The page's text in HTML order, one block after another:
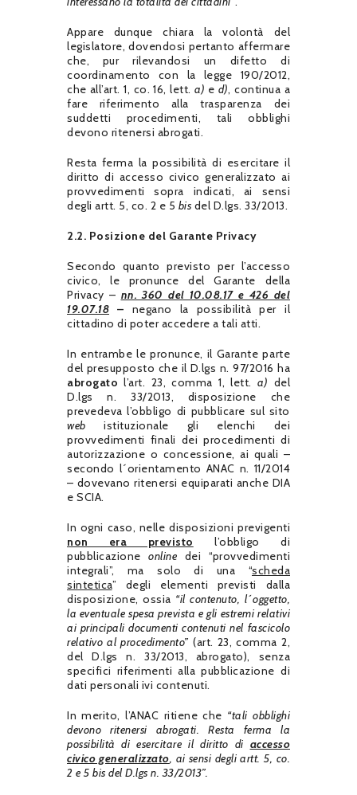
Appare dunque chiara la volontà del
legislatore, dovendosi pertanto affermare
che, pur rilevandosi un difetto di
coordinamento con la legge 190/2012,
che all’art. 1, co. 16, lett.a) ed), continua a
fare riferimento alla trasparenza dei
suddetti procedimenti, tali obblighi
devono ritenersi abrogati.
Resta ferma la possibilità di esercitare il
diritto di accesso civico generalizzato ai
provvedimenti sopra indicati, ai sensi
degli artt. 5, co. 2 e 5 bis del D.lgs. 33/2013.
2.2. Posizione del Garante Privacy
Secondo quanto previsto per l’accesso
civico, le pronunce del Garante della
Privacy – nn. 360 del 10.08.17 e 426 del
19.07.18 – negano la possibilità per il
cittadino di poter accedere a tali atti.
In entrambe le pronunce, il Garante parte
del presupposto che il D.lgs n. 97/2016 ha
abrogato l’art. 23, comma 1, lett.a) del
D.lgs n. 33/2013, disposizione che
prevedeva l’obbligo di pubblicare sul sito
web istituzionale gli elenchi dei
provvedimenti finali dei procedimenti di
autorizzazione o concessione, ai quali –
secondo l´orientamento ANAC n. 11/2014
– dovevano ritenersi equiparati anche DIA
e SCIA.
In ogni caso, nelle disposizioni previgenti
non era previsto l’obbligo di
pubblicazioneonline dei “provvedimenti
integrali”, ma solo di una “scheda
sintetica” degli elementi previsti dalla
disposizione, ossia “il contenuto, l´oggetto,
la eventuale spesa prevista e gli estremi relativi
ai principali documenti contenuti nel fascicolo
relativo al procedimento” (art. 23, comma 2,
del D.lgs n. 33/2013, abrogato), senza
specifici riferimenti alla pubblicazione di
dati personali ivi contenuti.
In merito, l’ANAC ritiene che “tali obblighi
devono ritenersi abrogati. Resta ferma la
possibilità di esercitare il diritto di accesso
civico generalizzato, ai sensi degli artt. 5, co.
2 e 5 bis del D.lgs n. 33/2013”.